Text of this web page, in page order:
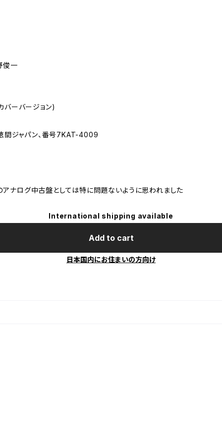
俊一
バーバージョン)
間ジャパン、番号7KAT-4009
アナログ中古盤としては特に問題ないように思われました
International shipping available
Add to cart
日本国内にお住まいの方向け